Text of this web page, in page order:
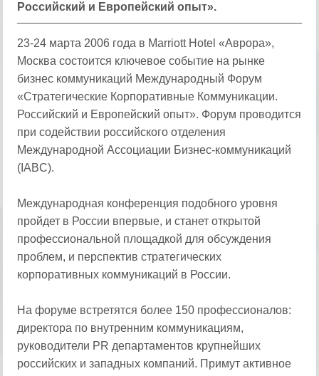
Российский и Европейский опыт».
23-24 марта 2006 года в Marriott Hotel «Аврора»,
Москва состоится ключевое событие на рынке
бизнес коммуникаций Международный Форум
«Стратегические Корпоративные Коммуникации.
Российский и Европейский опыт». Форум проводится
при содействии российского отделения
Международной Ассоциации Бизнес-коммуникаций
(IABC).
Международная конференция подобного уровня
пройдет в России впервые, и станет открытой
профессиональной площадкой для обсуждения
проблем, и перспектив стратегических
корпоративных коммуникаций в России.
На форуме встретятся более 150 профессионалов:
директора по внутренним коммуникациям,
руководители PR департаментов крупнейших
российских и западных компаний. Примут активное